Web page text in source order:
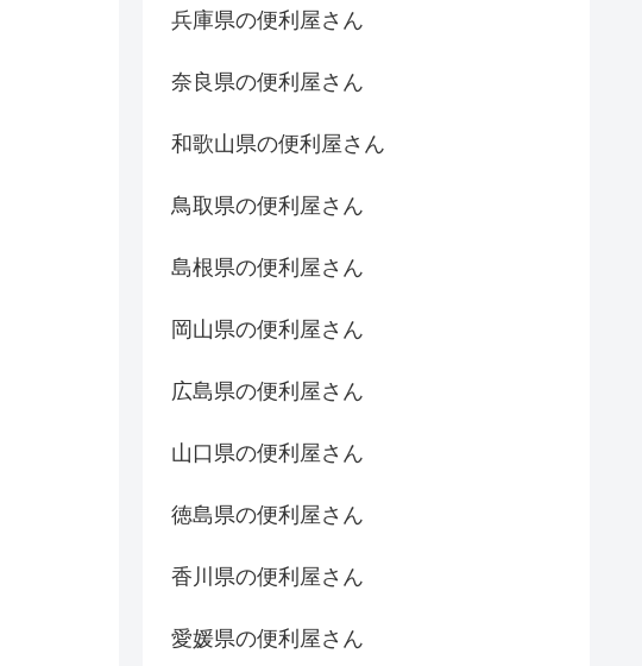
兵庫県の便利屋さん
奈良県の便利屋さん
和歌山県の便利屋さん
鳥取県の便利屋さん
島根県の便利屋さん
岡山県の便利屋さん
広島県の便利屋さん
山口県の便利屋さん
徳島県の便利屋さん
香川県の便利屋さん
愛媛県の便利屋さん